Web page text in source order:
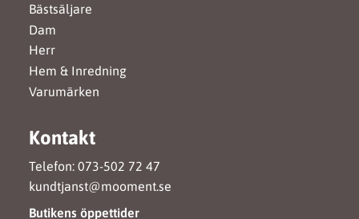
Bästsäljare
Dam
Herr
Hem & Inredning
Varumärken
Kontakt
Telefon: 073-502 72 47
kundtjanst@mooment.se
Butikens öppettider